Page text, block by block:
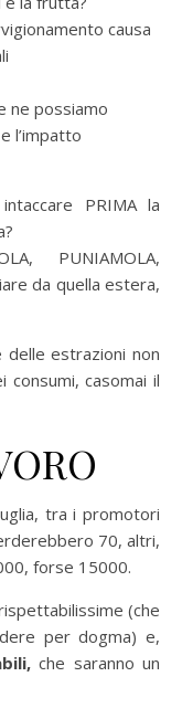
causa
ne possiamo
l’impatto
PRIMA la
PUNIAMOLA,
da quella estera,
delle estrazioni non
consumi, casomai il
tra i promotori
70, altri,
forse 15000.
(che
per dogma) e,
che saranno un